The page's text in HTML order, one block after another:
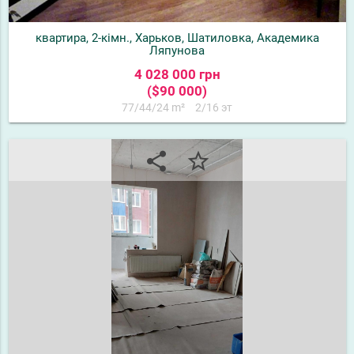
квартира, 2-кімн., Харьков, Шатиловка, Академика
Ляпунова
4 028 000 грн
($90 000)
77/44/24 m² 2/16 эт
share star_border